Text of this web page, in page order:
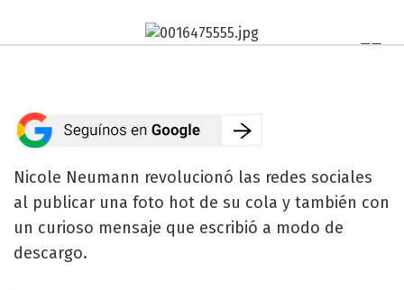
Nicole Neumann revolucionó las redes sociales
al publicar una foto hot de su cola y también con
un curioso mensaje que escribió a modo de
descargo.